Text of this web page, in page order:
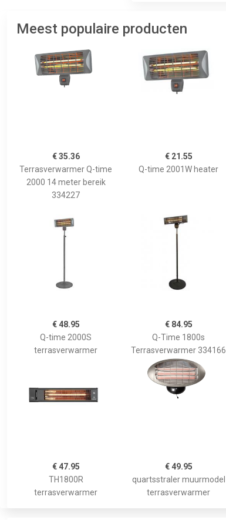
Meest populaire producten
€ 35.36
Terrasverwarmer Q-time
2000 14 meter bereik
334227
€ 21.55
Q-time 2001W heater
€ 48.95
Q-time 2000S
terrasverwarmer
€ 84.95
Q-Time 1800s
Terrasverwarmer 334166
€ 47.95
TH1800R
terrasverwarmer
€ 49.95
quartsstraler muurmodel
terrasverwarmer